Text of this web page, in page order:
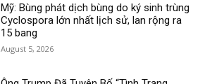
Mỹ: Bùng phát dịch bùng do ký sinh trùng
Cyclospora lớn nhất lịch sử, lan rộng ra
15 bang
August 5, 2026